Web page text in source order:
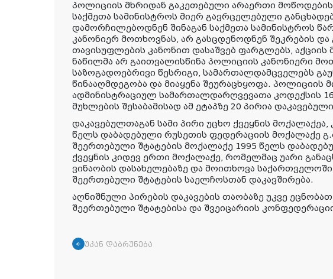
პოლიციის მხრიდან გაკეთებული არაერთი
საქმეთა სამინისტროს მიერ გავრცელებული
დამორჩილებოდნენ შინაგან საქმეთა სამინისტროს
კანონიერ მოთხოვნას, არ გასცდენოდნენ შეკრების და
თავისუფლების კანონით დასაშვებ ფარგლებს, აქციის
ნაწილმა არ გაითვალისწინა პოლიციის კანონიერი
საზოგადოებრივი წესრიგი, სამართალდამცველებს
წინააღმდეგობა და მიაყენა შეურაცხყოფა. პოლიციის
ადმინისტრაციულ სამართალდარღვევათა კოდექსის
მუხლების შესაბამისად ამ ეტაპზე 20 პირია
დაკავებულთაგან სამი პირი უცხო ქვეყნის მოქალაქეა,
წელს დაბადებული რუსეთის ფედერაციის მოქალაქე
შეერთებული შტატების მოქალაქე 1995 წელს
ქვეყნის კიდევ ერთი მოქალაქე, რომელმაც უარი
ვინაობის დასახელებაზე და მოითხოვა საქართველოში
შეერთებული შტატების საელჩოსთან დაკავშირება.
აღნიშნული პირების დაკავების თაობაზე უკვე ეცნობათ
შეერთებული შტატებისა და შვეიცარიის
უკან დაბრუნება